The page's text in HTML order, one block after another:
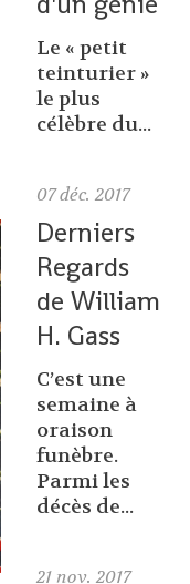
Le « petit
teinturier »
le plus
célèbre du...
07 déc. 2017
Derniers
Regards
de William
H. Gass
C’est une
semaine à
oraison
funèbre.
Parmi les
décès de...
21 nov. 2017